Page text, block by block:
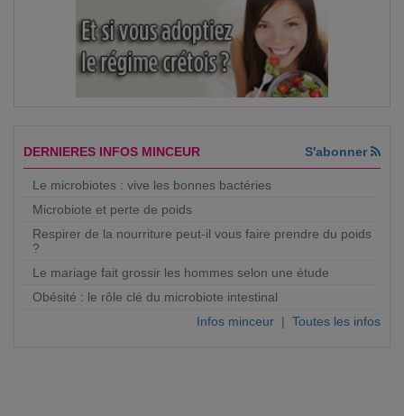
DERNIERES INFOS MINCEUR S'abonner
Le microbiotes : vive les bonnes bactéries
Microbiote et perte de poids
Respirer de la nourriture peut-il vous faire prendre du poids
?
Le mariage fait grossir les hommes selon une étude
Obésité : le rôle clé du microbiote intestinal
Infos minceur | Toutes les infos